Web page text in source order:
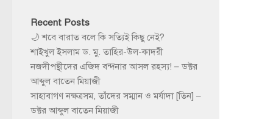
Recent Posts
🌙 শবে বারাত বলে কি সত্যিই কিছু নেই?
শাইখুল ইসলাম ড. মু. তাহির-উল-কাদরী
নজদীপন্থীদের এজিদ বন্দনার আসল রহস্য! – ডক্টর
আব্দুল বাতেন মিয়াজী
সাহাবাগণ নক্ষত্রসম, তাঁদের সম্মান ও মর্যাদা [তিন] –
ডক্টর আব্দুল বাতেন মিয়াজী